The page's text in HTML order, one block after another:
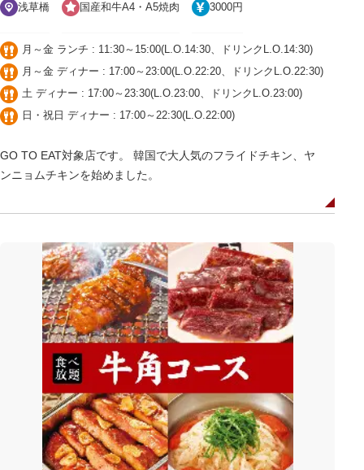
浅草橋 国産和牛A4・A5焼肉 3000円
月～金 ランチ : 11:30～15:00(L.O.14:30、ドリンクL.O.14:30)
月～金 ディナー : 17:00～23:00(L.O.22:20、ドリンクL.O.22:30)
土 ディナー : 17:00～23:30(L.O.23:00、ドリンクL.O.23:00)
日・祝日 ディナー : 17:00～22:30(L.O.22:00)
GO TO EAT対象店です。 韓国で大人気のフライドチキン、ヤ
ンニョムチキンを始めました。